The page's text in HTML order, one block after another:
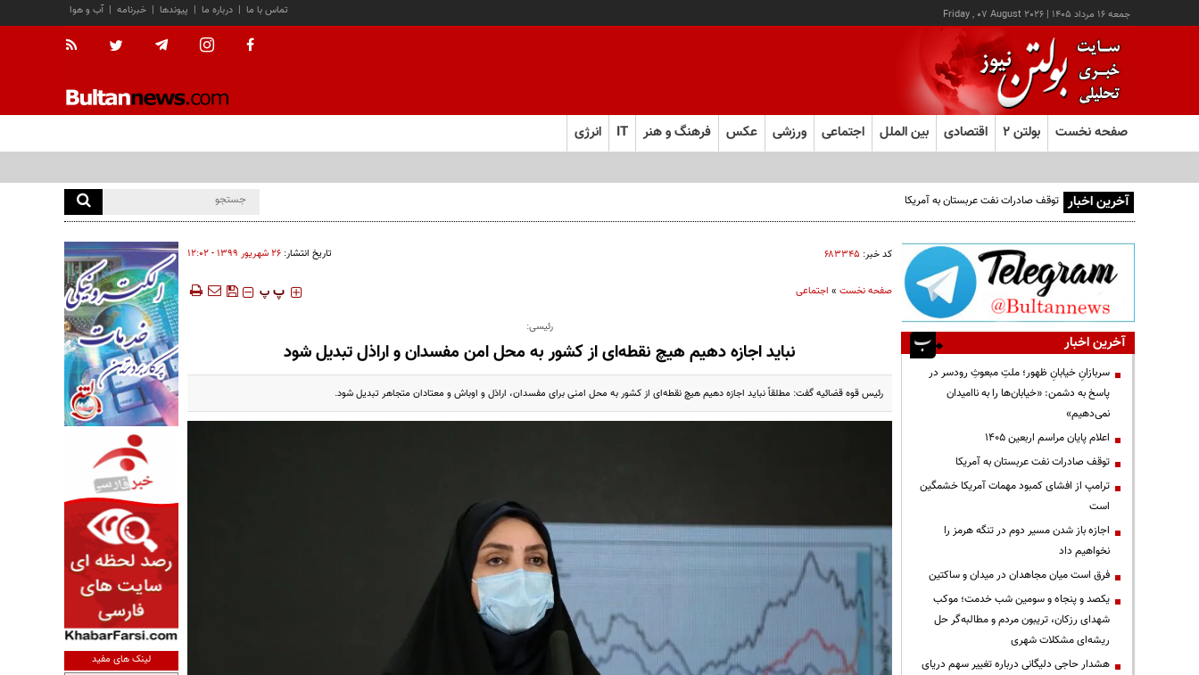
جمعه ۱۶ مرداد ۱۴۰۵ |
Friday , 07 August 2026 آب و هوا | خبرنامه | پیوندها | درباره ما | تماس با ما
صفحه نخست بولتن ۲ اقتصادی بین الملل اجتماعی ورزشی عکس فرهنگ و هنر IT انرژی
آخرین اخبار توقف صادرات نفت عربستان به آمریکا
کد خبر: ۶۸۳۳۴۵ تاریخ انتشار: ۲۶ شهريور ۱۳۹۹ - ۱۲:۰۲
صفحه نخست» اجتماعی ‍‍‍ پ پ
رئیسی:
نباید اجازه دهیم هیچ نقطه‌ای از کشور به محل امن مفسدان و اراذل تبدیل شود
رئیس قوه قضائیه گفت: مطلقاً نباید اجازه دهیم هیچ نقطه‌ای از کشور به محل امنی برای مفسدان، اراذل و اوباش و معتادان متجاهر تبدیل شود.
آخرین اخبار
سربازانِ خیابانِ ظهور؛ ملتِ مبعوثِ رودسر در
پاسخ به دشمن: «خیابان‌ها را به ناامیدان
نمی‌دهیم»
اعلام پایان مراسم اربعین ۱۴۰۵
توقف صادرات نفت عربستان به آمریکا
ترامپ از افشای کمبود مهمات آمریکا خشمگین
است
اجازه باز شدن مسیر دوم در تنگه هرمز را
نخواهیم داد
فرق است میان مجاهدان در میدان و ساکتین
یکصد و پنجاه و سومین شب خدمت؛ موکب
شهدای رزکان، تریبون مردم و مطالبه‌گر حل
ریشه‌ای مشکلات شهری
هشدار حاجی دلیگانی درباره تغییر سهم دریای
لینک های مفید